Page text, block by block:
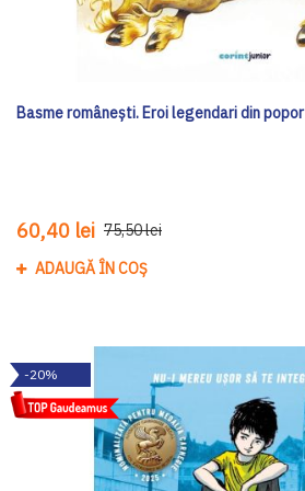
Basme românești. Eroi legendari din popor
60,40 lei 75,50 lei
ADAUGĂ ÎN COȘ
-20%